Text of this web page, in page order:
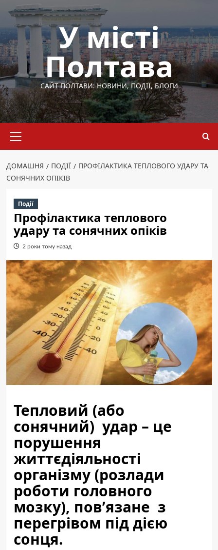
Перейти
вмісту
У місті
Полтава
САЙТ ПОЛТАВИ: НОВИНИ, ПОДІЇ, БЛОГИ
меню
ДОМАШНЯ ПОДІЇ
ПРОФІЛАКТИКА ТЕПЛОВОГО УДАРУ ТА
СОНЯЧНИХ ОПІКІВ
Події
Профілактика теплового
удару та сонячних опіків
2 роки тому назад
Тепловий (або
сонячний) удар – це
порушення
життєдіяльності
організму (розлади
роботи головного
мозку), пов’язане з
перегрівом під дією
сонця.